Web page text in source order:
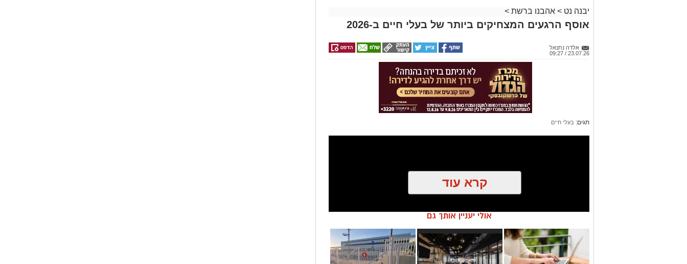
יבנה נט > אהבנו ברשת >
אוסף הרגעים המצחיקים ביותר של בעלי חיים ב-2026
אלדה נתנאל
23.07.26 / 09:27
תגים: בעלי חיים
קרא עוד
אולי יעניין אותך גם